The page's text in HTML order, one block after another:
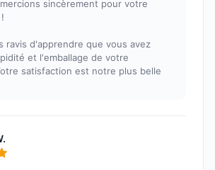
sincèrement pour votre
ravis d'apprendre que vous avez
et l'emballage de votre
satisfaction est notre plus belle
5